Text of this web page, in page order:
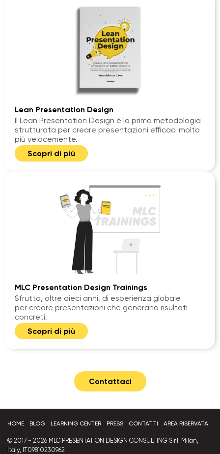
Lean Presentation Design
Il Lean Presentation Design è la prima metodologia
strutturata per creare presentazioni efficaci molto
più velocemente.
Scopri di più
MLC Presentation Design Trainings
Sfrutta, oltre dieci anni, di esperienza globale
per creare presentazioni che generano risultati
concreti.
Scopri di più
Contattaci
HOME BLOG LEARNING CENTER PRESS CONTATTI AREA RISERVATA
© 2017 - 2026 MLC PRESENTATION DESIGN CONSULTING S.r.l. Milan,
Italy, IT09810230962